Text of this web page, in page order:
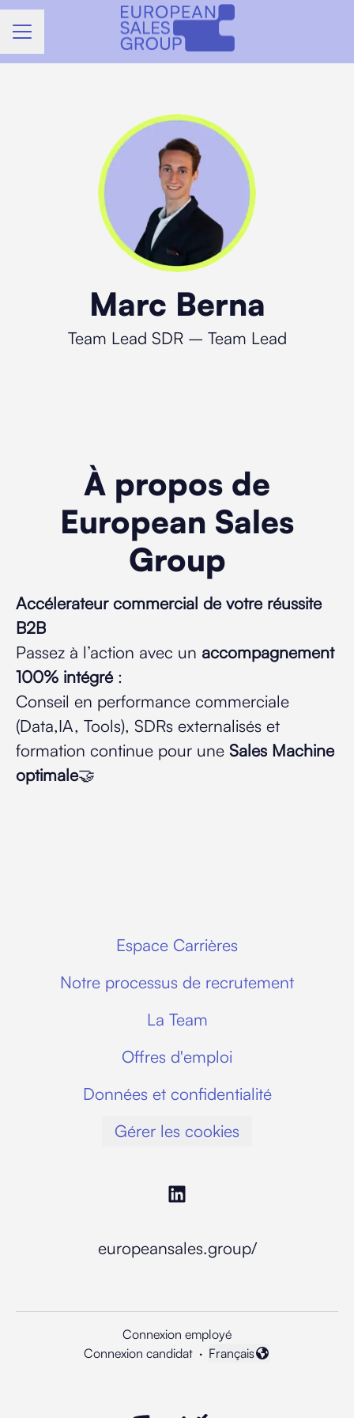
MENU CARRIÈRE
Marc Berna
Team Lead SDR – Team Lead
À propos de
European Sales
Group
Accélerateur commercial de votre réussite
B2B
Passez à l’action avec un accompagnement
100% intégré:
Conseil en performance commerciale
(Data,IA, Tools), SDRs externalisés et
formation continue pour une Sales Machine
optimale🤝
Espace Carrières
Notre processus de recrutement
La Team
Offres d'emploi
Données et confidentialité
Gérer les cookies
europeansales.group/
Connexion employé
Connexion candidat ·
Changer la langue
Français